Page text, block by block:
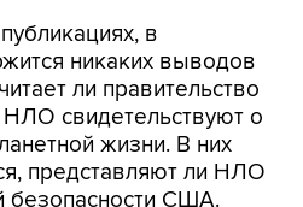
в
никаких выводов
ли правительство
свидетельствуют о
жизни. В них
представляют ли НЛО
безопасности США.